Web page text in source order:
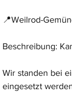
📍Weilrod-
Beschreibung:
Wir standen bei
eingesetzt